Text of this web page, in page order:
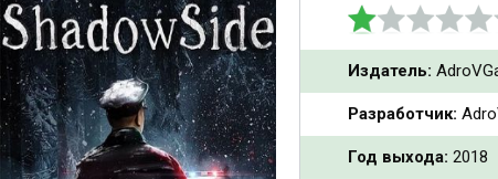
Издатель:
Разработчик:
Год выхода: 2018